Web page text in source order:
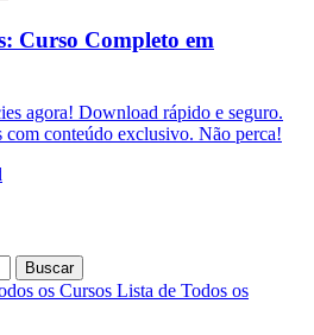
Curso Completo em
agora! Download rápido e seguro.
com conteúdo exclusivo. Não perca!
Buscar
os Cursos Lista de Todos os